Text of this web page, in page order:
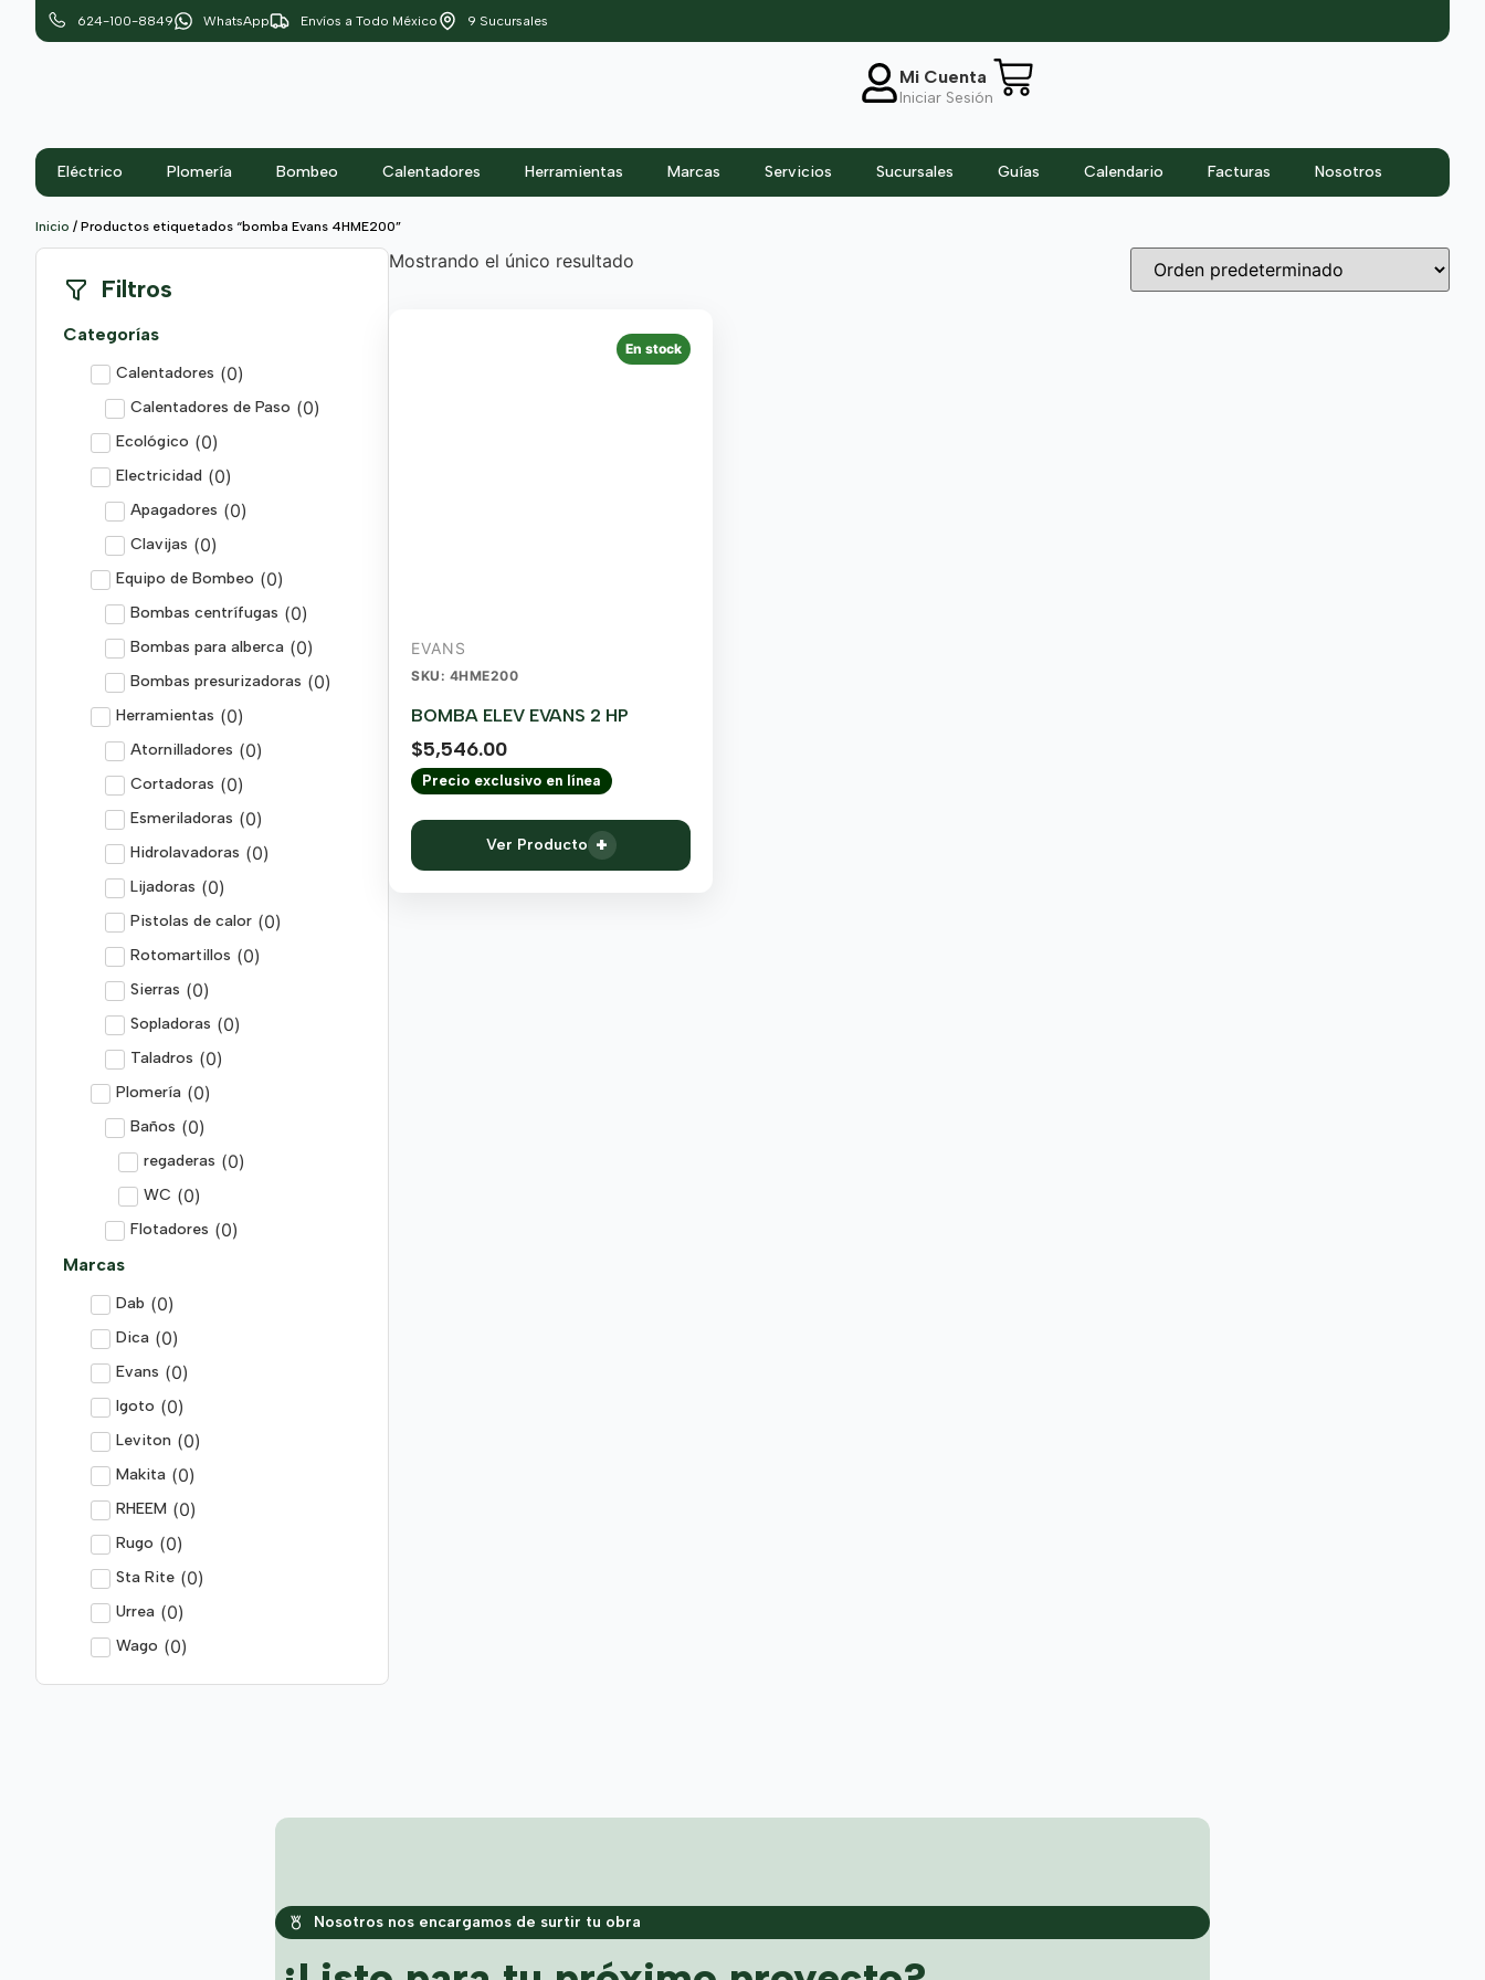
624-100-8849 WhatsApp Envíos a Todo México 9 Sucursales
Mi Cuenta
Iniciar Sesión
Eléctrico Plomería Bombeo Calentadores Herramientas Marcas Servicios Sucursales Guías Calendario Facturas Nosotros
Inicio / Productos etiquetados “bomba Evans 4HME200”
Filtros
Categorías
Calentadores (0)
Calentadores de Paso (0)
Ecológico (0)
Electricidad (0)
Apagadores (0)
Clavijas (0)
Equipo de Bombeo (0)
Bombas centrífugas (0)
Bombas para alberca (0)
Bombas presurizadoras (0)
Herramientas (0)
Atornilladores (0)
Cortadoras (0)
Esmeriladoras (0)
Hidrolavadoras (0)
Lijadoras (0)
Pistolas de calor (0)
Rotomartillos (0)
Sierras (0)
Sopladoras (0)
Taladros (0)
Plomería (0)
Baños (0)
regaderas (0)
WC (0)
Flotadores (0)
Marcas
Dab (0)
Dica (0)
Evans (0)
Igoto (0)
Leviton (0)
Makita (0)
RHEEM (0)
Rugo (0)
Sta Rite (0)
Urrea (0)
Wago (0)
Mostrando el único resultado
En stock
EVANS
SKU: 4HME200
BOMBA ELEV EVANS 2 HP
$5,546.00
Precio exclusivo en línea
Ver Producto +
Nosotros nos encargamos de surtir tu obra